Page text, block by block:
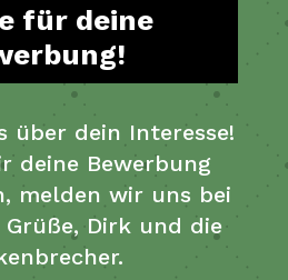
für deine
über dein Interesse!
deine Bewerbung
melden wir uns bei
Dirk und die